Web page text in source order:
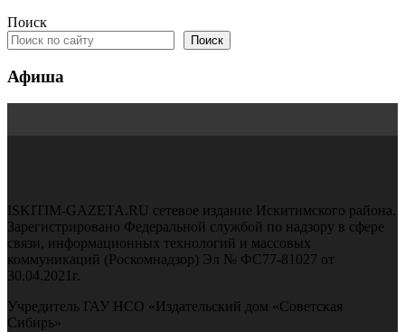
Поиск
Поиск
Афиша
ISKITIM-GAZETA.RU сетевое издание Искитимского района.
Зарегистрировано Федеральной службой по надзору в сфере
связи, информационных технологий и массовых
коммуникаций (Роскомнадзор) Эл № ФС77-81027 от
30.04.2021г.
Учредитель ГАУ НСО «Издательский дом «Советская
Сибирь»